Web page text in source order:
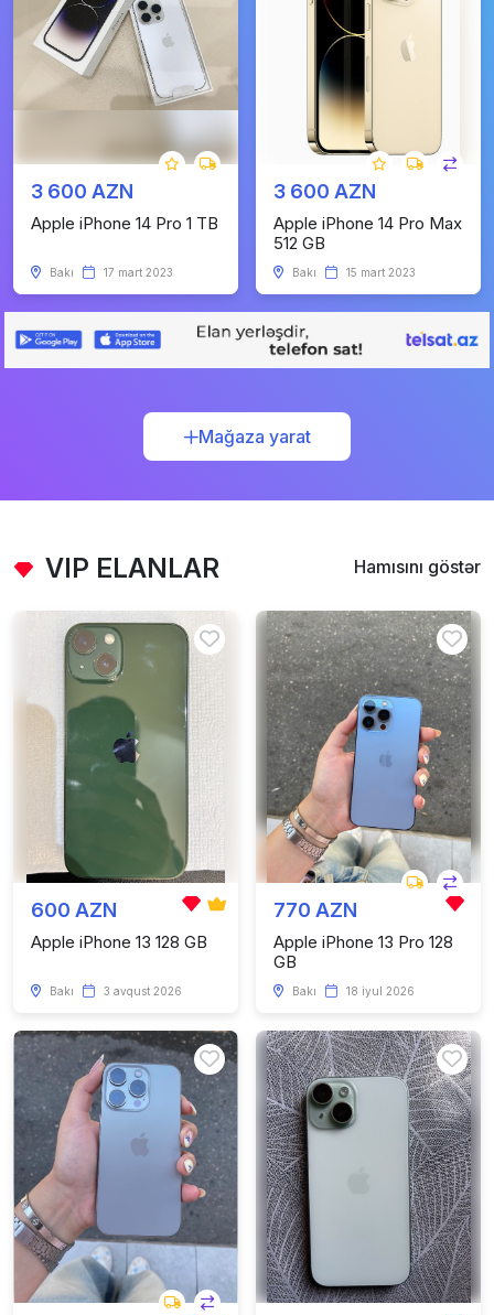
3 600 AZN
Apple iPhone 14 Pro 1 TB
Bakı 17 mart 2023
3 600 AZN
Apple iPhone 14 Pro Max
512 GB
Bakı 15 mart 2023
Mağaza yarat
VIP ELANLAR Hamısını göstər
600 AZN
Apple iPhone 13 128 GB
Bakı 3 avqust 2026
770 AZN
Apple iPhone 13 Pro 128
GB
Bakı 18 iyul 2026